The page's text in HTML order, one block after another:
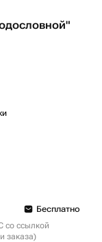
Бесплатно
со ссылкой
заказа)